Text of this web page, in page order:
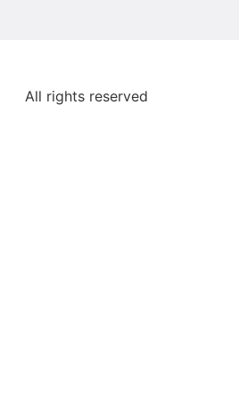
All rights reserved